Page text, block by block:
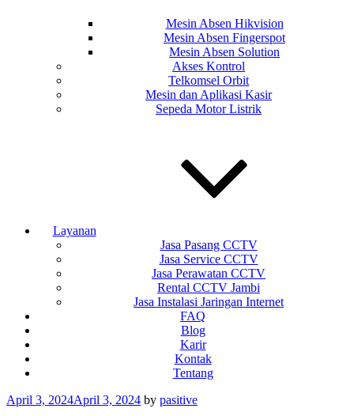
Mesin Absen Hikvision
Mesin Absen Fingerspot
Mesin Absen Solution
Akses Kontrol
Telkomsel Orbit
Mesin dan Aplikasi Kasir
Sepeda Motor Listrik
Layanan
Jasa Pasang CCTV
Jasa Service CCTV
Jasa Perawatan CCTV
Rental CCTV Jambi
Jasa Instalasi Jaringan Internet
FAQ
Blog
Karir
Kontak
Tentang
Posted
April 3, 2024April 3, 2024 by pasitive